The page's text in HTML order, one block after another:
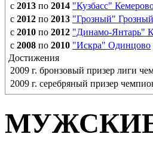
с 2013 по 2014 "Кузбасс"
с 2012 по 2013 "Грозный" Грозный
с 2010 по 2012 "Динамо-Янтарь"
с 2008 по 2010 "Искра" Одинцово
Достижения
2009 г. бронзовый призер лиги
2009 г. серебряный призер